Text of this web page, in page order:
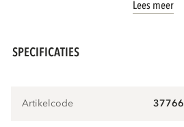
Lees meer
SPECIFICATIES
Artikelcode